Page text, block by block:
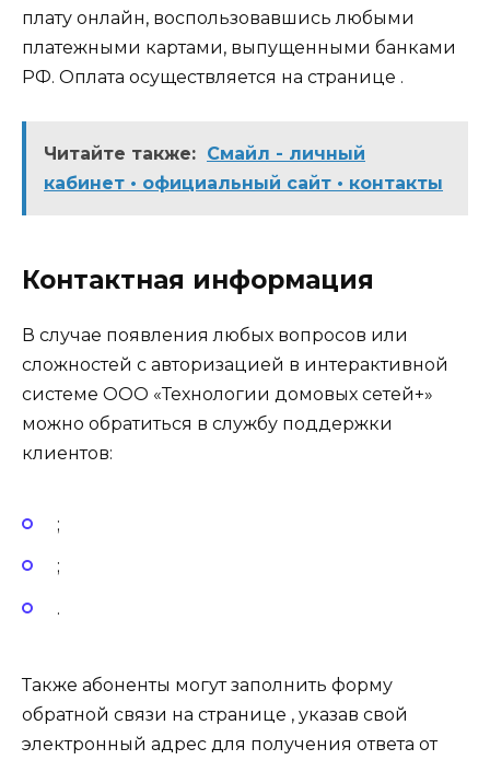
плату онлайн, воспользовавшись любыми
платежными картами, выпущенными банками
РФ. Оплата осуществляется на странице .
Читайте также: Смайл - личный
кабинет • официальный сайт • контакты
Контактная информация
В случае появления любых вопросов или
сложностей с авторизацией в интерактивной
системе ООО «Технологии домовых сетей+»
можно обратиться в службу поддержки
клиентов:
;
;
.
Также абоненты могут заполнить форму
обратной связи на странице , указав свой
электронный адрес для получения ответа от